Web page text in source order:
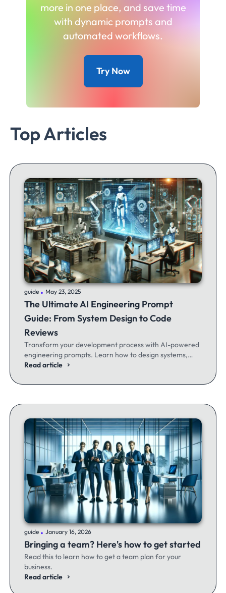
more in one place, and save time
with dynamic prompts and
automated workflows.
Try Now
Top Articles
guide .May 23, 2025
The Ultimate AI Engineering Prompt
Guide: From System Design to Code
Reviews
Transform your development process with AI-powered
engineering prompts. Learn how to design systems,
optimize code, and build better software - whether
Read article
guide .January 16, 2026
Bringing a team? Here's how to get started
Read this to learn how to get a team plan for your
business.
Read article